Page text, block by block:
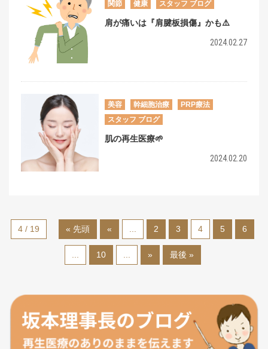
関節 健康 スタッフ ブログ
肩が痛いは『肩腱板損傷』かも⚠️
2024.02.27
美容 幹細胞治療
PRP療法
スタッフ ブログ
肌の再生医療🌱
2024.02.20
4 / 19 « 先頭 « 2 3 4 5 6
10 » 最後 »